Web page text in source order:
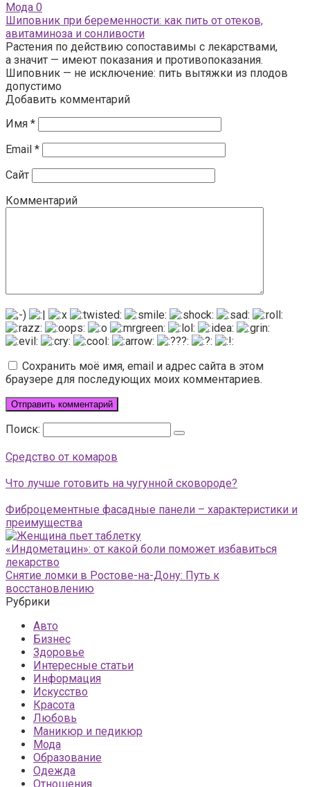
Мода 0
Шиповник при беременности: как пить от отеков,
авитаминоза и сонливости
Растения по действию сопоставимы с лекарствами,
а значит — имеют показания и противопоказания.
Шиповник — не исключение: пить вытяжки из плодов
допустимо
Добавить комментарий
Имя *
Email *
Сайт
Комментарий
Сохранить моё имя, email и адрес сайта в этом
браузере для последующих моих комментариев.
Поиск:
Средство от комаров
Что лучше готовить на чугунной сковороде?
Фиброцементные фасадные панели – характеристики и
преимущества
«Индометацин»: от какой боли поможет избавиться
лекарство
Снятие ломки в Ростове-на-Дону: Путь к
восстановлению
Рубрики
Авто
Бизнес
Здоровье
Интересные статьи
Информация
Искусство
Красота
Любовь
Маникюр и педикюр
Мода
Образование
Одежда
Отношения